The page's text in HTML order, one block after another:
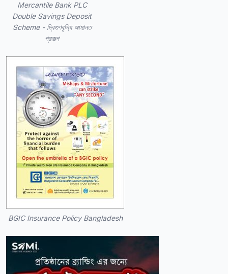
Mercantile Bank PLC
Double Savings Deposit
Scheme - দ্বিগুণবৃদ্ধি আমানত
প্রকল্প
BGIC Insurance Policy Bangladesh